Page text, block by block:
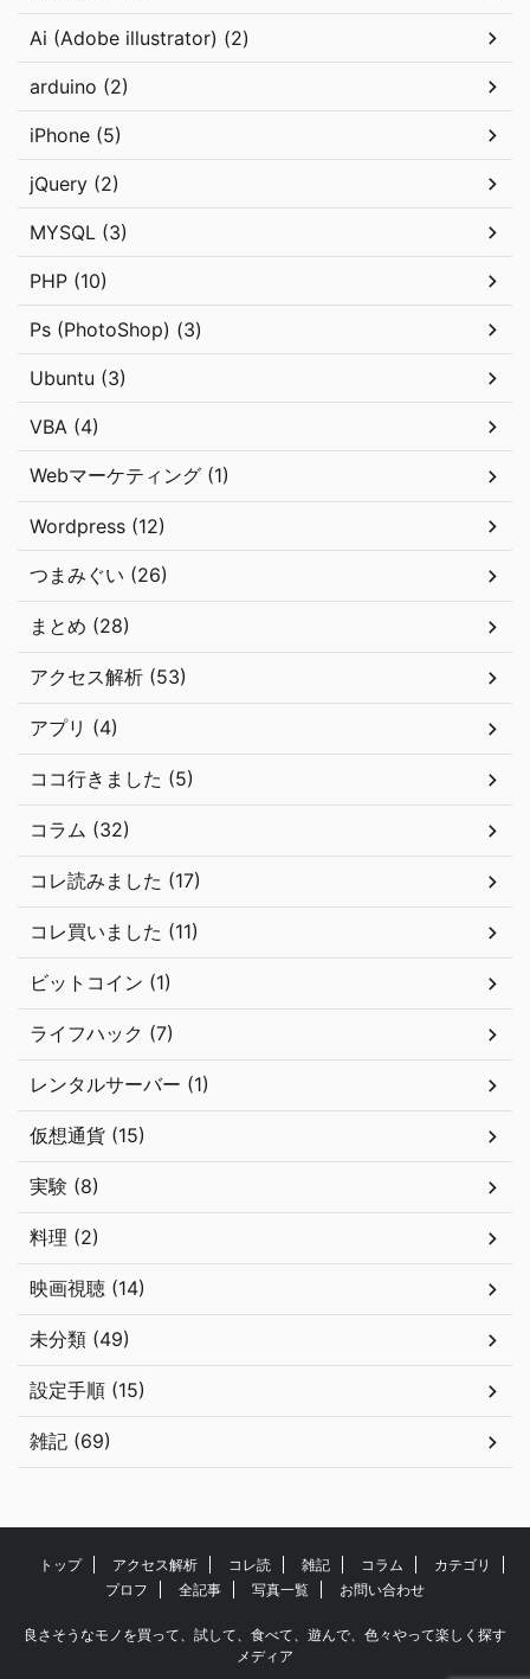
Ai (Adobe illustrator) (2)
arduino (2)
iPhone (5)
jQuery (2)
MYSQL (3)
PHP (10)
Ps (PhotoShop) (3)
Ubuntu (3)
VBA (4)
Webマーケティング (1)
Wordpress (12)
つまみぐい (26)
まとめ (28)
アクセス解析 (53)
アプリ (4)
ココ行きました (5)
コラム (32)
コレ読みました (17)
コレ買いました (11)
ビットコイン (1)
ライフハック (7)
レンタルサーバー (1)
仮想通貨 (15)
実験 (8)
料理 (2)
映画視聴 (14)
未分類 (49)
設定手順 (15)
雑記 (69)
トップ アクセス解析 コレ読 雑記 コラム
カテゴリ
プロフ
全記事 写真一覧 お問い合わせ
良さそうなモノを買って、試して、食べて、遊んで、色々やって楽しく探す
メディア